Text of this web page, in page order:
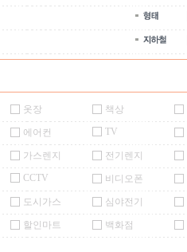
옷장 책상
에어컨 TV
가스렌지 전기렌지
CCTV 비디오폰
도시가스 심야전기
할인마트 백화점